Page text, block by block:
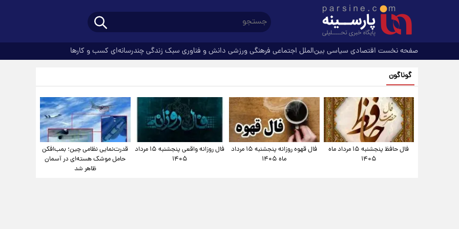
صفحه نخست اقتصادی سیاسی بین‌الملل اجتماعی فرهنگیورزشی دانش و فناوری سبک زندگیچندرسانه‌ای کسب و کارها
گوناگون
فال حافظ پنجشنبه ۱۵ مرداد ماه
۱۴۰۵
فال قهوه روزانه پنجشنبه ۱۵ مرداد
ماه ۱۴۰۵
فال روزانه واقعی پنجشنبه ۱۵ مرداد
۱۴۰۵
قدرت‌نمایی نظامی چین؛ بمب‌افکن
حامل موشک هسته‌ای در آسمان
ظاهر شد